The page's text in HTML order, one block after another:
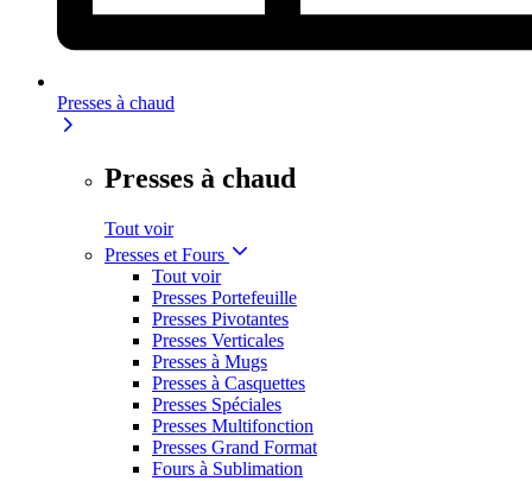
Presses à chaud
Presses à chaud
Tout voir
Presses et Fours
Tout voir
Presses Portefeuille
Presses Pivotantes
Presses Verticales
Presses à Mugs
Presses à Casquettes
Presses Spéciales
Presses Multifonction
Presses Grand Format
Fours à Sublimation